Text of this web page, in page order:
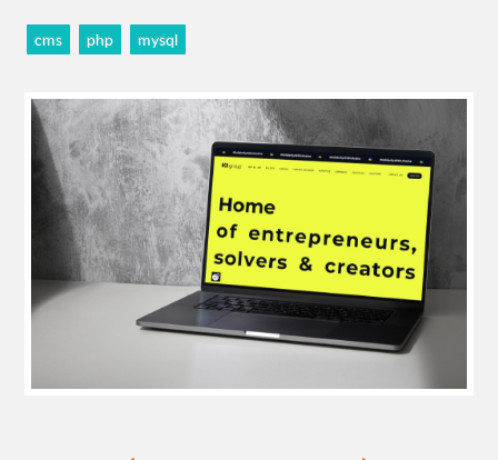
cms php mysql